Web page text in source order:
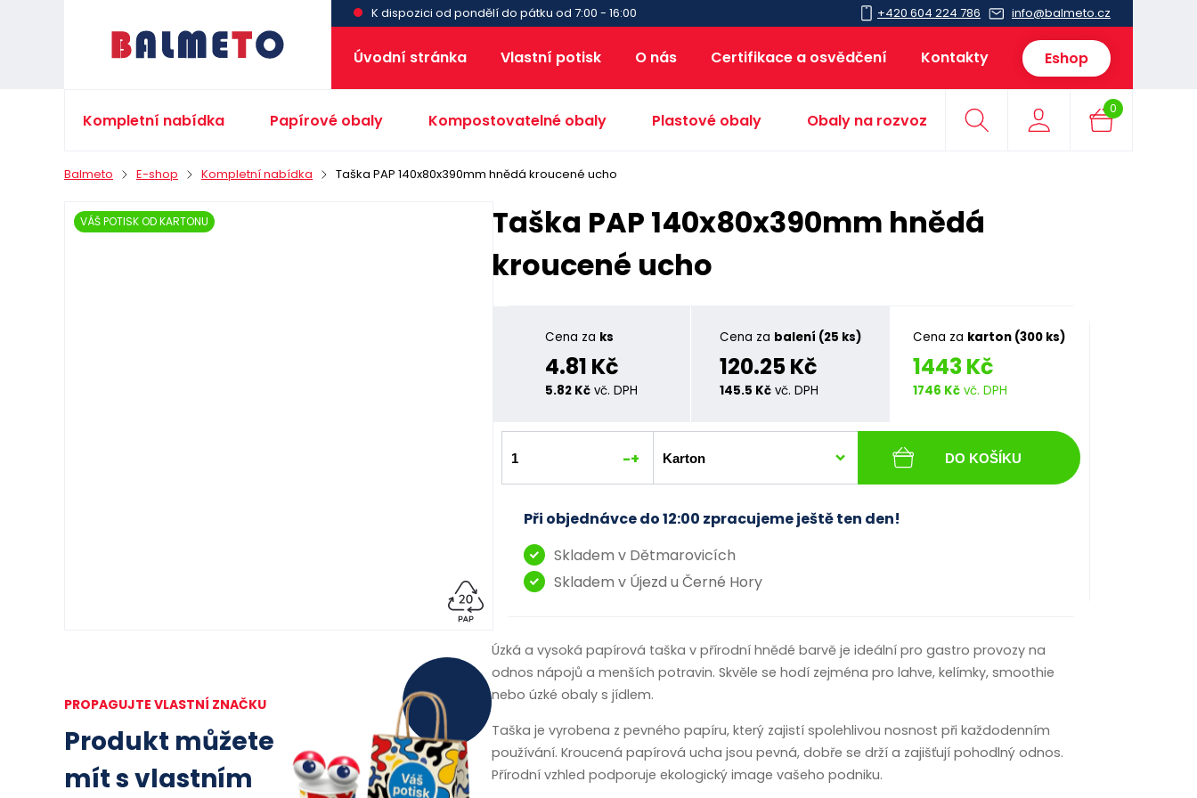
K dispozici od pondělí do pátku od 7:00 - 16:00 +420 604 224 786 info@balmeto.cz
Úvodní stránka Vlastní potisk O nás Certifikace a osvědčení Kontakty Eshop
Kompletní nabídka Papírové obaly Kompostovatelné obaly Plastové obaly Obaly na rozvoz
0
Balmeto E-shop Kompletní nabídka Taška PAP 140x80x390mm hnědá kroucené ucho
VÁŠ POTISK OD KARTONU
PROPAGUJTE VLASTNÍ ZNAČKU
Produkt můžete
mít s vlastním
Taška PAP 140x80x390mm hnědá
kroucené ucho
Cena za ks
4.81 Kč
5.82 Kč vč. DPH
Cena za balení (25 ks)
120.25 Kč
145.5 Kčvč. DPH
Cena za karton (300 ks)
1443 Kč
1746 Kč vč. DPH
-+ DO KOŠÍKU
Při objednávce do 12:00 zpracujeme ještě ten den!
Skladem v Dětmarovicích
Skladem v Újezd u Černé Hory
Úzká a vysoká papírová taška v přírodní hnědé barvě je ideální pro gastro provozy na
odnos nápojů a menších potravin. Skvěle se hodí zejména pro lahve, kelímky, smoothie
nebo úzké obaly s jídlem.
Taška je vyrobena z pevného papíru, který zajistí spolehlivou nosnost při každodenním
používání. Kroucená papírová ucha jsou pevná, dobře se drží a zajišťují pohodlný odnos.
Přírodní vzhled podporuje ekologický image vašeho podniku.